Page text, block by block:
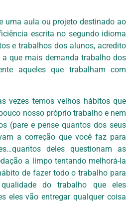
uma aula ou projeto destinado ao
escrita no segundo idioma
e trabalhos dos alunos, acredito
que mais demanda trabalho dos
aqueles que trabalham com
vezes temos velhos hábitos que
nosso próprio trabalho e nem
(pare e pense quantos dos seus
a correção que você faz para
deles questionam as
a limpo tentando melhorá-la
de fazer todo o trabalho para
do trabalho que eles
eles vão entregar qualquer coisa